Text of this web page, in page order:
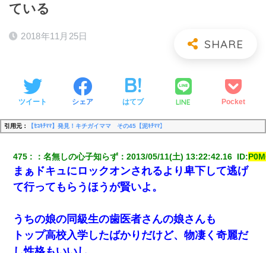
ている
2018年11月25日
ツイート シェア はてブ LINE Pocket
引用元： 【ｾｺｷﾁﾏﾏ】発見！キチガイママ その45【泥ｷﾁﾏﾏ】
475 ：名無しの心子知らず ：2013/05/11(土) 13:22:42.16 ID:
まぁドキュにロックオンされるより卑下して逃げ
て行ってもらうほうが賢いよ。
うちの娘の同級生の歯医者さんの娘さんも
トップ高校入学したばかりだけど、物凄く奇麗だ